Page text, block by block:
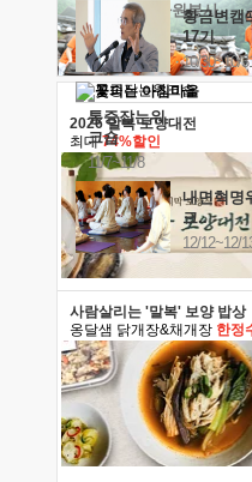
황금변캠
17기
10/30~10/
통증잡는워
크숍
11/7~11/8
내면혁명
크..
12/12~12/
· 음식연구 자원봉사
2026 말복 보양대전
최대74%할인
사람살리는 '말복' 보양 밥상
옹달샘 닭개장&채개장 한정